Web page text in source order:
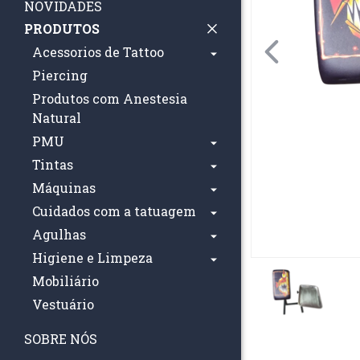
NOVIDADES
PRODUTOS
Acessorios de Tattoo
Piercing
Produtos com Anestesia
Natural
PMU
Tintas
Máquinas
Cuidados com a tatuagem
Agulhas
Higiene e Limpeza
Mobiliário
Vestuário
SOBRE NÓS